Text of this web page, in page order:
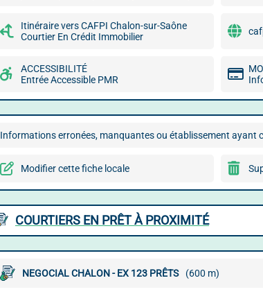
Itinéraire vers CAFPI Chalon-sur-Saône
Courtier En Crédit Immobilier
ACCESSIBILITÉ
Entrée Accessible PMR
Informations erronées, manquantes ou établissement ayant
Modifier cette fiche locale
COURTIERS EN PRÊT À PROXIMITÉ
NEGOCIAL CHALON - EX 123 PRÊTS (600 m)